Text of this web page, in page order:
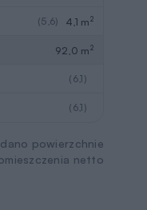
(5,6) 4,1 m2
92,0 m2
(6,1)
(6,1)
powierzchnie
netto